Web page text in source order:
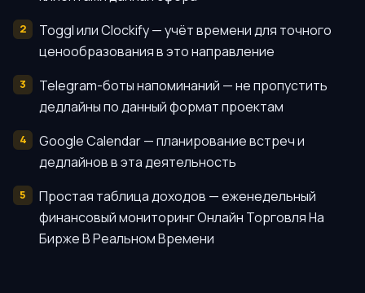
Toggl или Clockify — учёт времени для точного
ценообразования в это направление
Telegram-боты напоминаний — не пропустить
дедлайны по данный формат проектам
Google Calendar — планирование встреч и
дедлайнов в эта деятельность
Простая таблица доходов — еженедельный
финансовый мониторинг Онлайн Торговля На
Бирже В Реальном Времени